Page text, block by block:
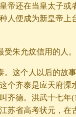
帝还在当皇太子或
人便成为新皇帝上
朱允炆信用的人。
。这个人以后的故
个齐泰是应天府溧
齐德。洪武十七年
苏省高考状元，在